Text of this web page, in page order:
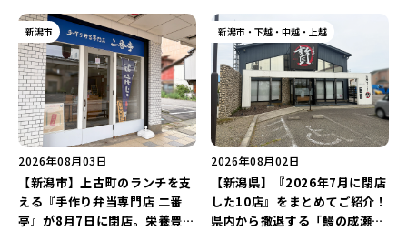
新潟市
2026年08月03日
【新潟市】上古町のランチを支
える『手作り弁当専門店 二番
亭』が8月7日に閉店。栄養豊富
新潟市・下越・中越・上越
2026年08月02日
【新潟県】『2026年7月に閉店
した10店』をまとめてご紹介！
県内から撤退する「鰻の成瀬」